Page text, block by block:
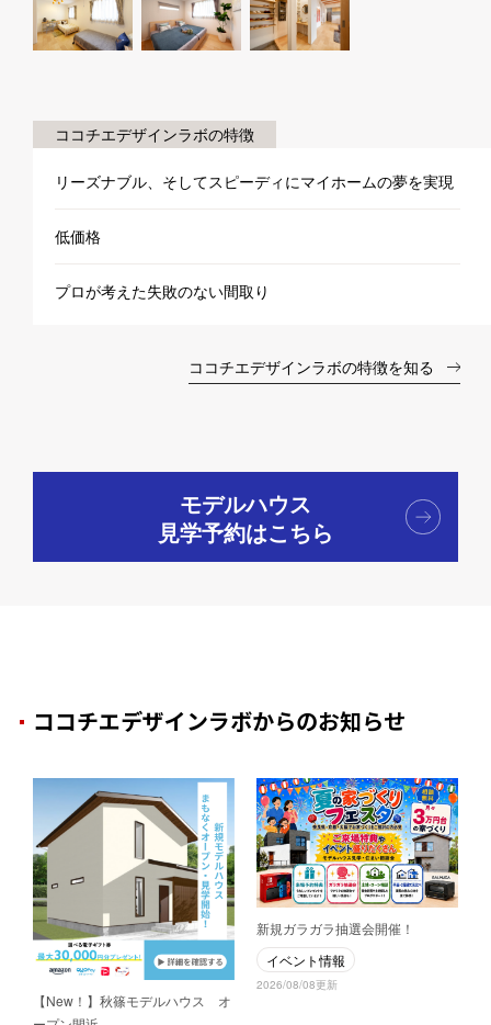
ココチエデザインラボの特徴
リーズナブル、そしてスピーディにマイホームの夢を実現
低価格
プロが考えた失敗のない間取り
ココチエデザインラボの特徴を知る
モデルハウス
見学予約はこちら
ココチエデザインラボからのお知らせ
【New！】秋篠モデルハウス オ
新規ガラガラ抽選会開催！
イベント情報
2026/08/08更新